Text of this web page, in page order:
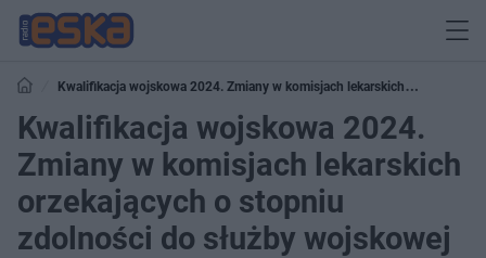
Kwalifikacja wojskowa 2024. Zmiany w komisjach lekarskich
orzekających o stopniu zdolności do służby wojskowej
Kwalifikacja wojskowa 2024.
Zmiany w komisjach lekarskich
orzekających o stopniu
zdolności do służby wojskowej